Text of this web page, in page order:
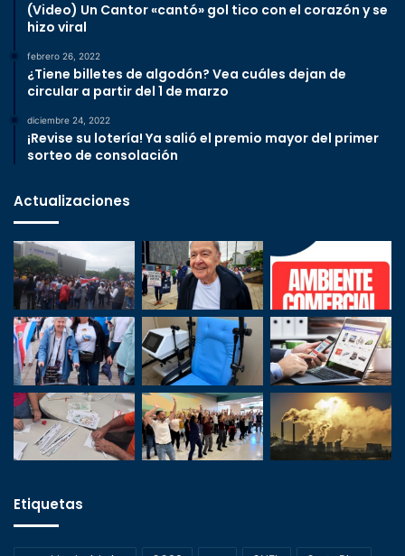
(Video) Un Cantor «cantó» gol tico con el corazón y se
hizo viral
febrero 26, 2022
¿Tiene billetes de algodón? Vea cuáles dejan de
circular a partir del 1 de marzo
diciembre 24, 2022
¡Revise su lotería! Ya salió el premio mayor del primer
sorteo de consolación
Actualizaciones
Etiquetas